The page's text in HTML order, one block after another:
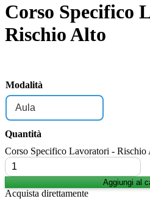
Corso Specifico
Rischio Alto
Modalità
Quantità
Corso Specifico Lavoratori - Rischio
Aggiungi al
Acquista direttamente